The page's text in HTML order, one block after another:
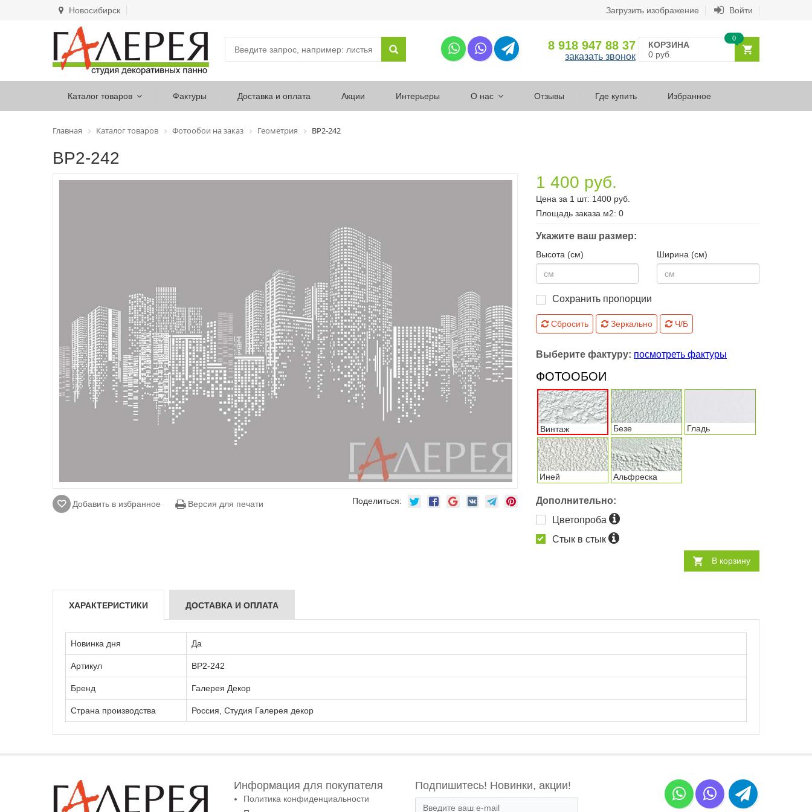
Новосибирск Загрузить изображение Войти
8 918 947 88 37
заказать звонок
КОРЗИНА
0 руб.
0
Каталог товаров Фактуры Доставка и оплата Акции Интерьеры О нас Отзывы Где купить Избранное
Главная Каталог товаров Фотообои на заказ Геометрия ВР2-242
ВР2-242
Добавить в избранное Версия для печати Поделиться:
1 400 руб.
Цена за 1 шт: 1400 руб.
Площадь заказа м2: 0
Укажите ваш размер:
Высота (см) Ширина (см)
Сохранить пропорции
Сбросить Зеркально Ч/Б
Выберите фактуру: посмотреть фактуры
ФОТООБОИ
Винтаж Безе Гладь
Иней Альфреска
Дополнительно:
Цветопроба
Стык в стык
В корзину
ХАРАКТЕРИСТИКИ ДОСТАВКА И ОПЛАТА
Новинка дня Да
Артикул ВР2-242
Бренд Галерея Декор
Страна производства Россия, Студия Галерея декор
Информация для покупателя
Политика конфиденциальности
Подпишитесь! Новинки, акции!